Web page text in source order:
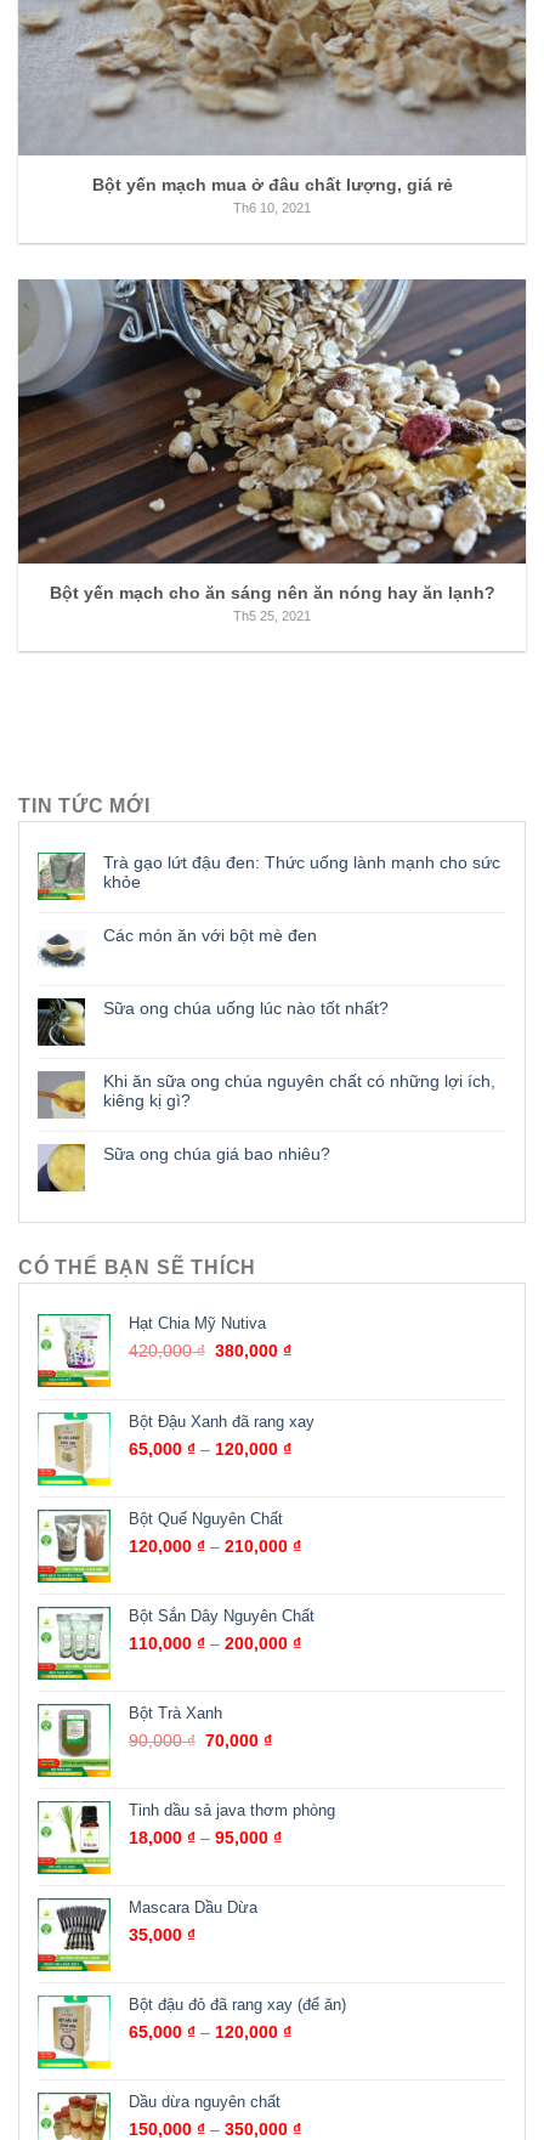
Bột yến mạch mua ở đâu chất lượng, giá rẻ
Th6 10, 2021
Bột yến mạch cho ăn sáng nên ăn nóng hay ăn lạnh?
Th5 25, 2021
TIN TỨC MỚI
Trà gạo lứt đậu đen: Thức uống lành mạnh cho sức
khỏe
Các món ăn với bột mè đen
Sữa ong chúa uống lúc nào tốt nhất?
Khi ăn sữa ong chúa nguyên chất có những lợi ích,
kiêng kị gì?
Sữa ong chúa giá bao nhiêu?
CÓ THỂ BẠN SẼ THÍCH
Hạt Chia Mỹ Nutiva
420,000₫ 380,000₫
Bột Đậu Xanh đã rang xay
65,000 ₫ – 120,000 ₫
Bột Quế Nguyên Chất
120,000 ₫ – 210,000 ₫
Bột Sắn Dây Nguyên Chất
110,000 ₫ – 200,000 ₫
Bột Trà Xanh
90,000₫ 70,000₫
Tinh dầu sả java thơm phòng
18,000 ₫ – 95,000 ₫
Mascara Dầu Dừa
35,000 ₫
Bột đậu đỏ đã rang xay (để ăn)
65,000 ₫ – 120,000 ₫
Dầu dừa nguyên chất
150,000 ₫ – 350,000 ₫